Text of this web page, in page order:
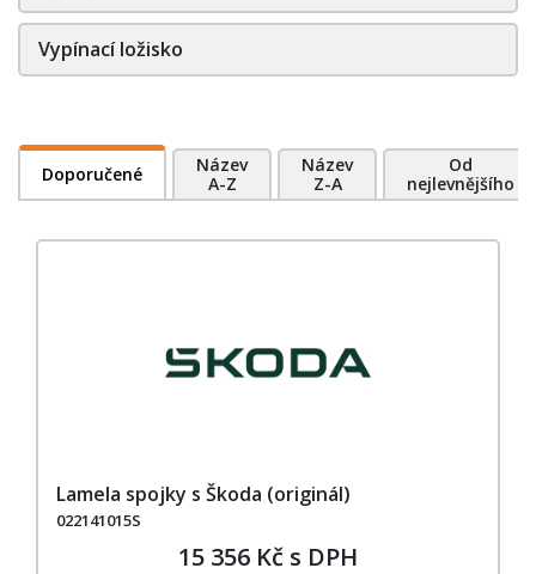
Vypínací ložisko
Doporučené
Název
A-Z
Název
Z-A
Od
nejlevnějšího
Lamela spojky s Škoda (originál)
022141015S
15 356 Kč s DPH